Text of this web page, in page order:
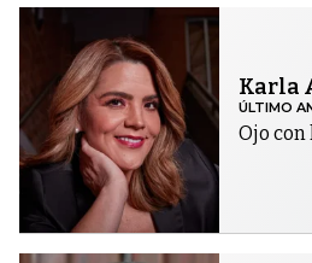
Karla
ÚLTIMO
Ojo